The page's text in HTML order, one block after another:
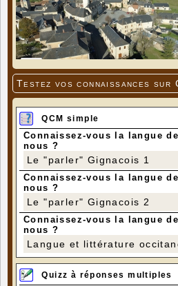
Testez vos connaissances sur
QCM simple
Connaissez-vous la langue
nous ?
Le "parler" Gignacois 1
Connaissez-vous la langue
nous ?
Le "parler" Gignacois 2
Connaissez-vous la langue
nous ?
Langue et littérature
Quizz à réponses multiples